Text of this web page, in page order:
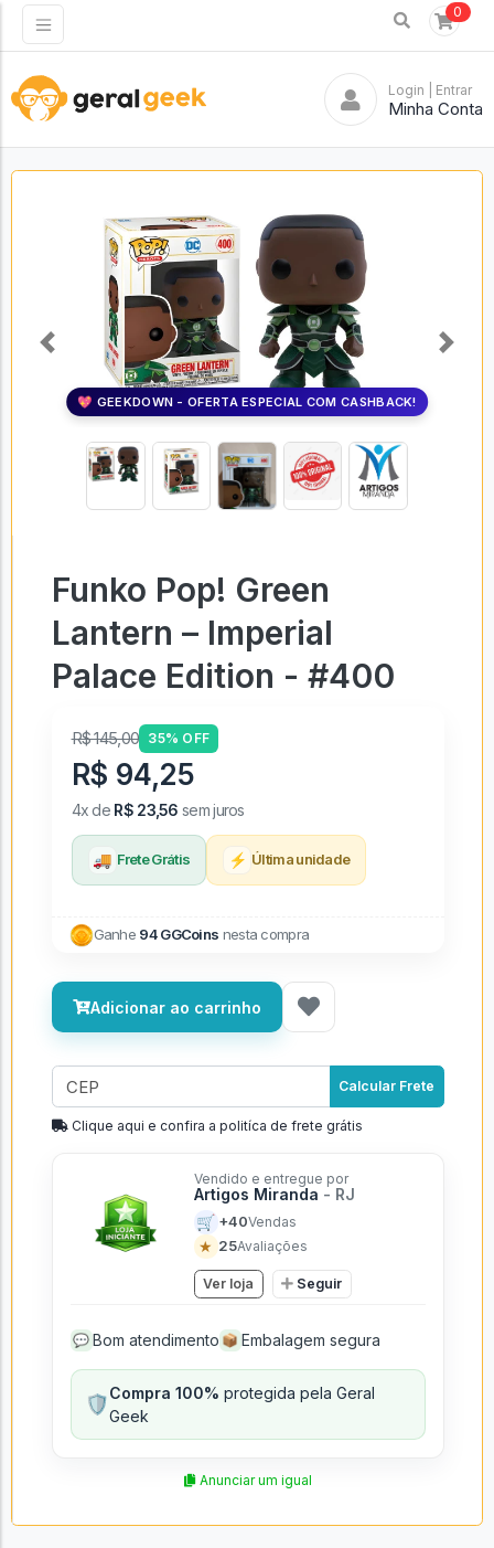
0
Login | Entrar
Minha Conta
💖 GEEKDOWN - OFERTA ESPECIAL COM CASHBACK!
Previous
Funko Pop! Green
Palace Edition - #400
R$ 145,00 35% OFF
R$ 94,25
4x deR$ 23,56sem juros
🚚 Frete Grátis ⚡ Última unidade
Ganhe94 GGCoinsnesta compra
Adicionar ao carrinho
Clique aqui e confira a politíca de frete grátis
Vendido e entregue por
Artigos Miranda- RJ
🛒+40Vendas
Bom atendimento